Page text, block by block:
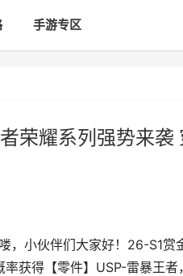
手游专区
荣耀系列强势来袭
小伙伴们大家好！26-S1赏
获得【零件】USP-雷暴王